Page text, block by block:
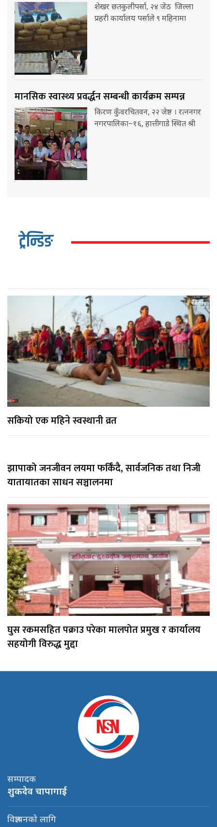
शेखर छतकुलीपर्सा, २४ जेठ जिल्ला
प्रहरी कार्यालय पर्साले ९ महिनामा
मानसिक स्वास्थ्य प्रवर्द्धन सम्बन्धी कार्यक्रम सम्पन्न
किरण कुँवरचितवन, २२ जेष्ठ । रत्ननगर
नगरपालिका–१६, हात्तीगाडे स्थित श्री
ट्रेन्डिङ
सकियो एक महिने स्वस्थानी व्रत
झापाको जनजीवन लयमा फर्किँदै, सार्वजनिक तथा निजी
यातायातका साधन सञ्चालनमा
घुस रकमसहित पक्राउ परेका मालपोत प्रमुख र कार्यालय
सहयोगी विरुद्ध मुद्दा
सम्पादक
शुकदेव चापागाई
विज्ञापनको लागि